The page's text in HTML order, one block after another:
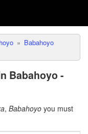
Babahoyo
Babahoyo -
, Babahoyo you must